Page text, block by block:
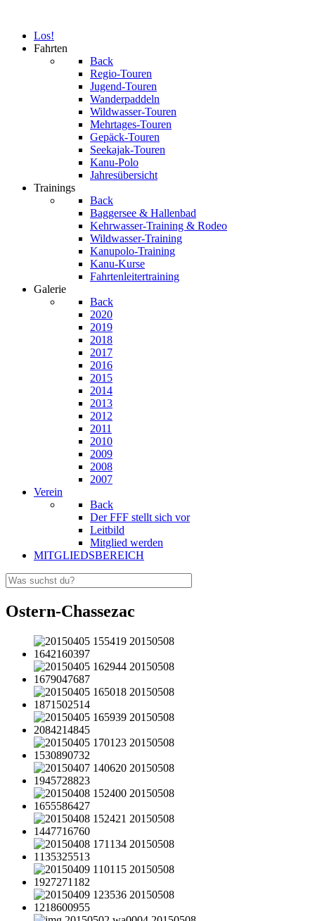
Los!
Fahrten
Back
Regio-Touren
Jugend-Touren
Wanderpaddeln
Wildwasser-Touren
Mehrtages-Touren
Gepäck-Touren
Seekajak-Touren
Kanu-Polo
Jahresübersicht
Trainings
Back
Baggersee & Hallenbad
Kehrwasser-Training & Rodeo
Wildwasser-Training
Kanupolo-Training
Kanu-Kurse
Fahrtenleitertraining
Galerie
Back
2020
2019
2018
2017
2016
2015
2014
2013
2012
2011
2010
2009
2008
2007
Verein
Back
Der FFF stellt sich vor
Leitbild
Mitglied werden
MITGLIEDSBEREICH
Ostern-Chassezac